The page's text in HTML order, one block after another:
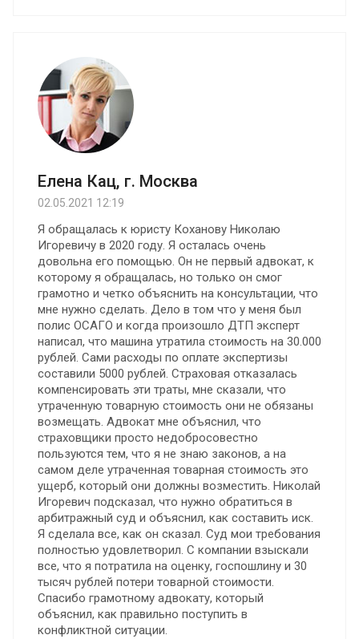
Елена Кац, г. Москва
02.05.2021 12:19
Я обращалась к юристу Коханову Николаю
Игоревичу в 2020 году. Я осталась очень
довольна его помощью. Oн не первый адвокат, к
которому я обращалась, но только он смог
грамотно и четко объяснить на консультации, что
мне нужно сделать. Дело в том что у меня был
полис ОСАГО и когда произошло ДТП эксперт
написал, что машина утратила стоимость на 30.000
рублей. Сами расходы по оплате экспертизы
составили 5000 рублей. Страховая отказалась
компенсировать эти траты, мне сказали, что
утраченную товарную стоимость они не обязаны
возмещать. Адвокат мне объяснил, что
страховщики просто недобросовестно
пользуются тем, что я не знаю законов, а на
самом деле утраченная товарная стоимость это
ущерб, который они должны возместить. Николай
Игоревич подсказал, что нужно обратиться в
арбитражный суд и объяснил, как составить иск.
Я сделала все, как он сказал. Суд мои требования
полностью удовлетворил. С компании взыскали
все, что я потратила на оценку, госпошлину и 30
тысяч рублей потери товарной стоимости.
Спасибо грамотному адвокату, который
объяснил, как правильно поступить в
конфликтной ситуации.